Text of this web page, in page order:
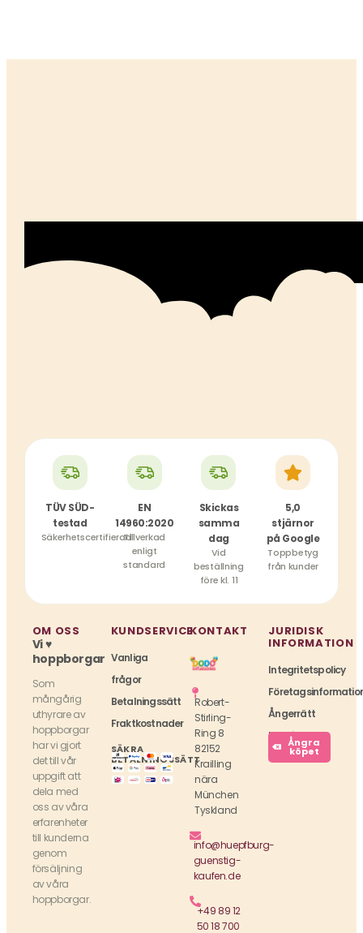
TÜV SÜD-
testad
Säkerhetscertifierad
EN
14960:2020
Tillverkad
enligt
standard
Skickas
samma
dag
Vid
beställning
före kl. 11
5,0
stjärnor
på Google
Toppbetyg
från kunder
OM OSS
Vi ♥
hoppborgar
Som
mångårig
uthyrare av
hoppborgar
har vi gjort
det till vår
uppgift att
dela med
oss av våra
erfarenheter
till kunderna
genom
försäljning
av våra
hoppborgar.
KUNDSERVICE
Vanliga
frågor
Betalningssätt
Fraktkostnader
SÄKRA
BETALNINGSSÄTT
KONTAKT
Robert-
Stirling-
Ring 8
82152
Krailling
nära
München
Tyskland
info@huepfburg-
guenstig-
kaufen.de
+49 89 12
50 18 700
JURIDISK
INFORMATION
Integritetspolicy
Ångerrätt
Köpvillkor
Ångra
köpet